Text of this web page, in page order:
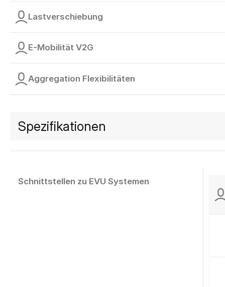
Lastverschiebung
E-Mobilität V2G
Aggregation Flexibilitäten
Spezifikationen
Schnittstellen zu EVU Systemen